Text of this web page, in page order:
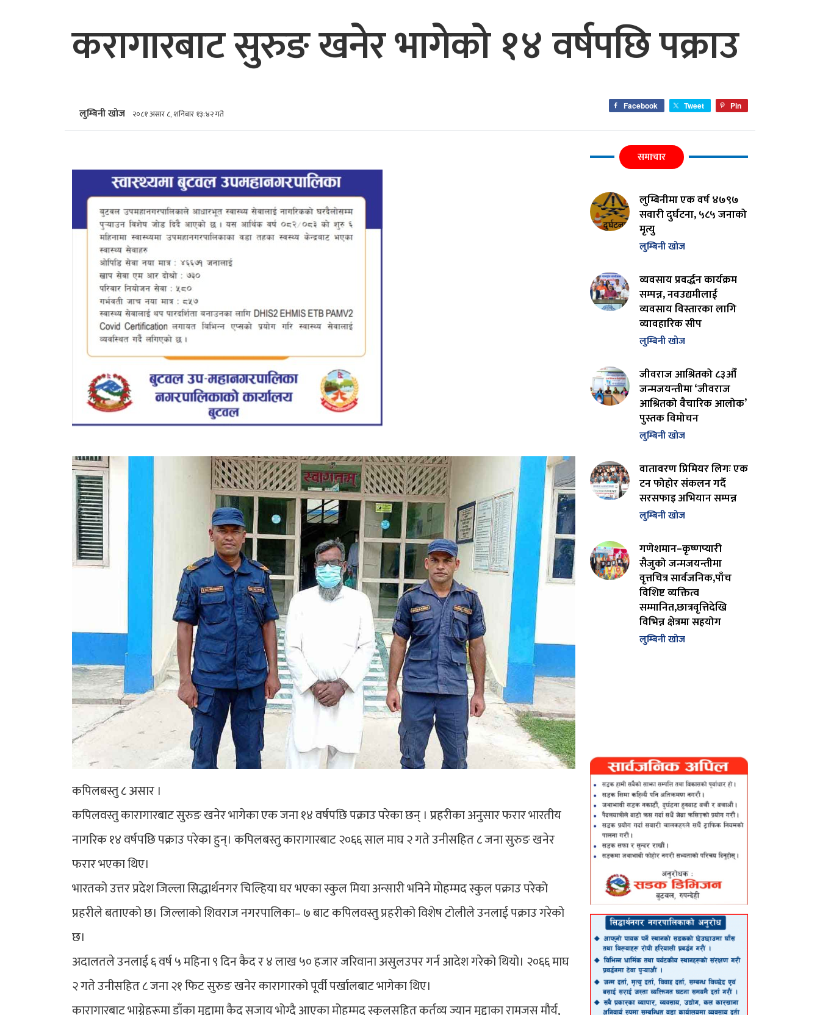
करागारबाट सुरुङ खनेर भागेको १४ वर्षपछि पक्राउ
लुम्बिनी खोज २०८१ असार ८, शनिबार १३:४२ गते
Facebook Tweet Pin
कपिलबस्तु ८ असार ।
कपिलवस्तु कारागारबाट सुरुङ खनेर भागेका एक जना १४ वर्षपछि पक्राउ परेका छन् । प्रहरीका अनुसार फरार भारतीय
नागरिक १४ वर्षपछि पक्राउ परेका हुन्। कपिलबस्तु कारागारबाट २०६६ साल माघ २ गते उनीसहित ८ जना सुरुङ खनेर
फरार भएका थिए।
भारतको उत्तर प्रदेश जिल्ला सिद्धार्थनगर चिल्हिया घर भएका स्कुल मिया अन्सारी भनिने मोहम्मद स्कुल पक्राउ परेको
प्रहरीले बताएको छ। जिल्लाको शिवराज नगरपालिका– ७ बाट कपिलवस्तु प्रहरीको विशेष टोलीले उनलाई पक्राउ गरेको
छ।
अदालतले उनलाई ६ वर्ष ५ महिना ९ दिन कैद र ४ लाख ५० हजार जरिवाना असुलउपर गर्न आदेश गरेको थियो। २०६६ माघ
२ गते उनीसहित ८ जना २१ फिट सुरुङ खनेर कारागारको पूर्वी पर्खालबाट भागेका थिए।
कारागारबाट भाग्नेहरूमा डाँका मुद्दामा कैद सजाय भोग्दै आएका मोहम्मद स्कुलसहित कर्तव्य ज्यान मुद्दाका रामजस मौर्य,
समाचार
लुम्बिनीमा एक वर्ष ४७९७
सवारी दुर्घटना, ५८५ जनाको
मृत्यु
लुम्बिनी खोज
व्यवसाय प्रवर्द्धन कार्यक्रम
सम्पन्न, नवउद्यमीलाई
व्यवसाय विस्तारका लागि
व्यावहारिक सीप
लुम्बिनी खोज
जीवराज आश्रितको ८३औँ
जन्मजयन्तीमा ‘जीवराज
आश्रितको वैचारिक आलोक’
पुस्तक विमोचन
लुम्बिनी खोज
वातावरण प्रिमियर लिगः एक
टन फोहोर संकलन गर्दै
सरसफाइ अभियान सम्पन्न
लुम्बिनी खोज
गणेशमान–कृष्णप्यारी
सैजुको जन्मजयन्तीमा
वृत्तचित्र सार्वजनिक,पाँच
विशिष्ट व्यक्तित्व
सम्मानित,छात्रवृत्तिदेखि
विभिन्न क्षेत्रमा सहयोग
लुम्बिनी खोज